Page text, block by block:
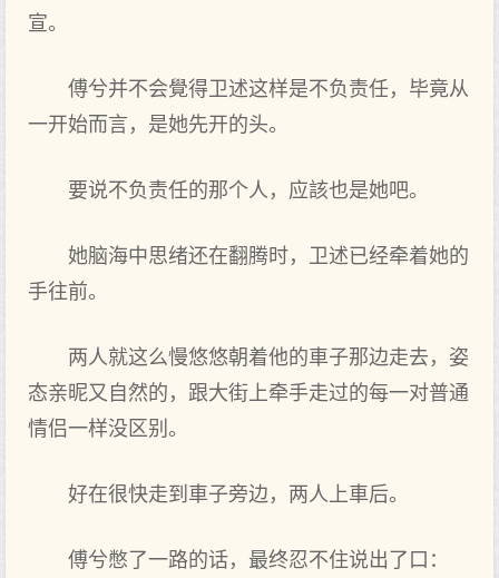
宣。
傅兮并不会覺得卫述这样是不负责任，毕竟从
一开始而言，是她先开的头。
要说不负责任的那个人，应該也是她吧。
她脑海中思绪还在翻腾时，卫述已经牵着她的
手往前。
两人就这么慢悠悠朝着他的車子那边走去，姿
态亲昵又自然的，跟大街上牵手走过的每一对普通
情侣一样没区别。
好在很快走到車子旁边，两人上車后。
傅兮憋了一路的话，最终忍不住说出了口：